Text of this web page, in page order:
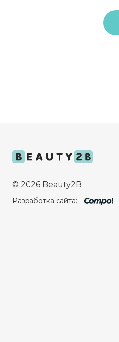
© 2026 Beauty2B
Разработка сайта: